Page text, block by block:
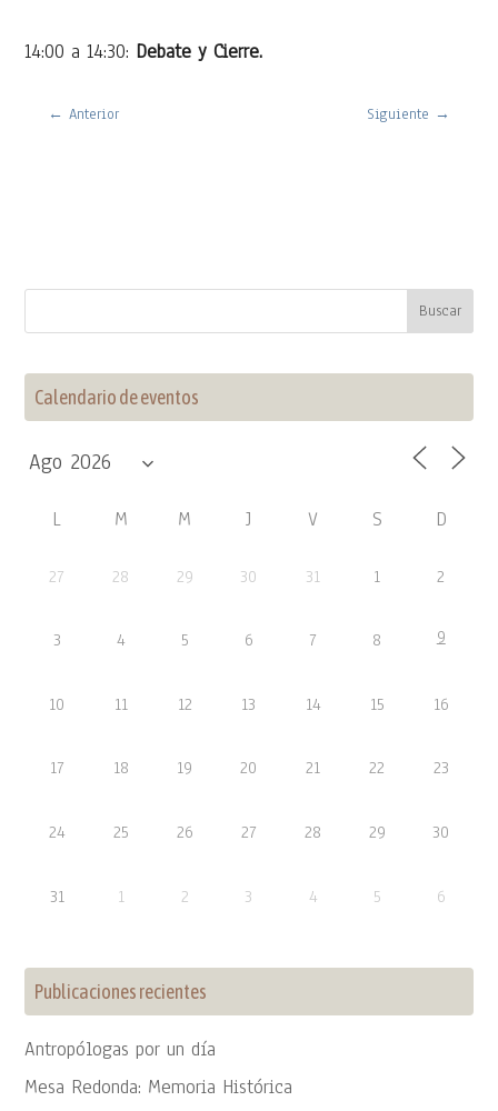
14:00 a 14:30: Debate y Cierre.
← Anterior Siguiente →
Calendario de eventos
L M M J V S D
27 28 29 30 31 1 2
3 4 5 6 7 8 9
10 11 12 13 14 15 16
17 18 19 20 21 22 23
24 25 26 27 28 29 30
31 1 2 3 4 5 6
Publicaciones recientes
Antropólogas por un día
Mesa Redonda: Memoria Histórica